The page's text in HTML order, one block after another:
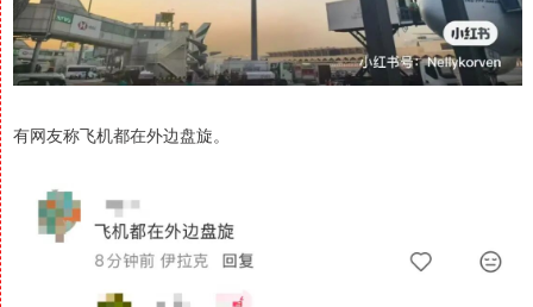
有网友称飞机都在外边盘旋。